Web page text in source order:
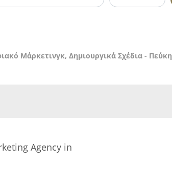
Μάρκετινγκ, Δημιουργικά Σχέδια - Πεύκη
Agency in